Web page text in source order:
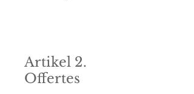
Artikel 2.
Offertes